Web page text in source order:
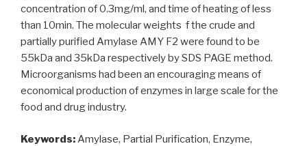
concentration of 0.3mg/ml, and time of heating of less
than 10min. The molecular weights f the crude and
partially purified Amylase AMY F2 were found to be
55kDa and 35kDa respectively by SDS PAGE method.
Microorganisms had been an encouraging means of
economical production of enzymes in large scale for the
food and drug industry.
Keywords:Amylase, Partial Purification, Enzyme,